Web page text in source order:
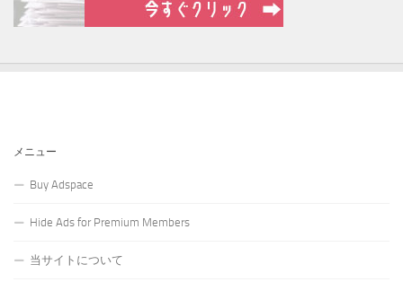
メニュー
Buy Adspace
Hide Ads for Premium Members
当サイトについて